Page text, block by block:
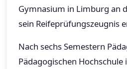
Gymnasium in Limburg an
sein Reifeprüfungszeugnis
Nach sechs Semestern
Pädagogischen Hochschule